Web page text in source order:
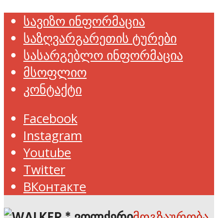
სავიზო ინფორმაცია
საზღვარგარეთის ტურები
სასარგებლო ინფორმაცია
მსოფლიო
კონტაქტი
Facebook
Instagram
Youtube
Twitter
ВКонтакте